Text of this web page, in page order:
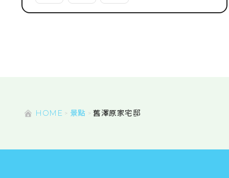
HOME 景點 舊澤原家宅邸